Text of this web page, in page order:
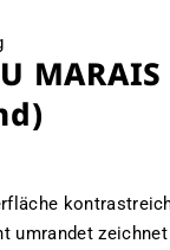
MARAIS
umrandet